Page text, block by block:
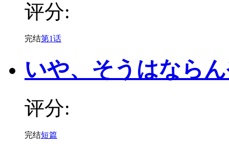
评分:
完结第1话
いや、そうはなら
评分:
完结短篇